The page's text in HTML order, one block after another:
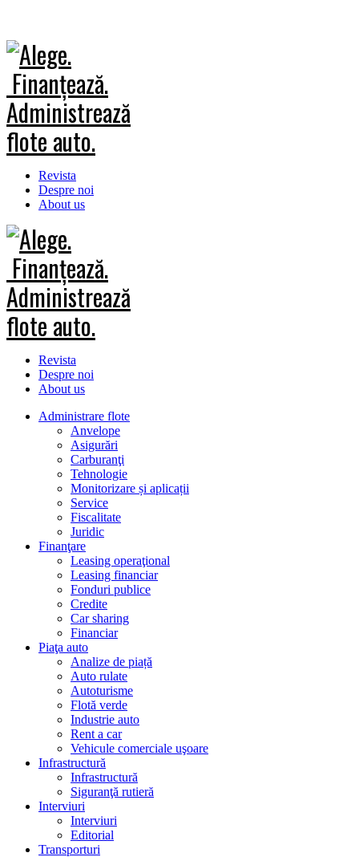
Revista
Despre noi
About us
Revista
Despre noi
About us
Administrare flote
Anvelope
Asigurări
Carburanţi
Tehnologie
Monitorizare și aplicații
Service
Fiscalitate
Juridic
Finanţare
Leasing operaţional
Leasing financiar
Fonduri publice
Credite
Car sharing
Financiar
Piaţa auto
Analize de piață
Auto rulate
Autoturisme
Flotă verde
Industrie auto
Rent a car
Vehicule comerciale uşoare
Infrastructură
Infrastructură
Siguranţă rutieră
Interviuri
Interviuri
Editorial
Transporturi